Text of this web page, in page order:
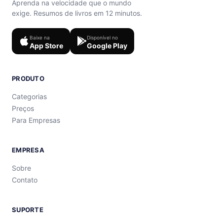
Aprenda na velocidade que o mundo
exige. Resumos de livros em 12 minutos.
Baixe na
App Store
Disponível no
Google Play
PRODUTO
Categorias
Preços
Para Empresas
EMPRESA
Sobre
Contato
SUPORTE